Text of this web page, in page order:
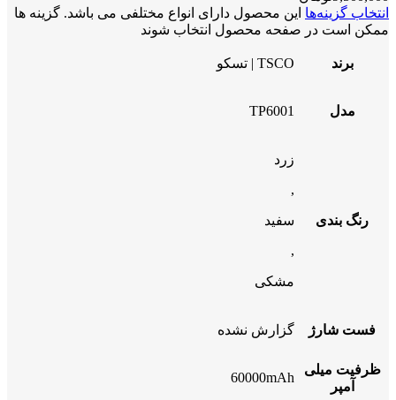
انتخاب گزینه‌ها این محصول دارای انواع مختلفی می باشد. گزینه ها
ممکن است در صفحه محصول انتخاب شوند
برند TSCO | تسکو
مدل TP6001
رنگ بندی
زرد
,
سفید
,
مشکی
فست شارژ گزارش نشده
ظرفیت میلی
آمپر
60000mAh